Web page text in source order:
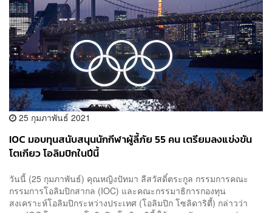
25 กุมภาพันธ์ 2021
IOC มอบทุนสนับสนุนนักกีฬาผู้ลี้ภัย 55 คน เตรียมลงแข่งขัน
โตเกียว โอลิมปิกในปีนี้
วันนี้ (25 กุมภาพันธ์) คุณหญิงปัทมา ลีสวัสดิ์ตระกูล กรรมการคณะ
กรรมการโอลิมปิกสากล (IOC) และคณะกรรมาธิการกองทุน
สงเคราะห์โอลิมปิกระหว่างประเทศ (โอลิมปิก โซลิดาริตี้) กล่าวว่า